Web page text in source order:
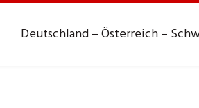
Deutschland – Österreich –